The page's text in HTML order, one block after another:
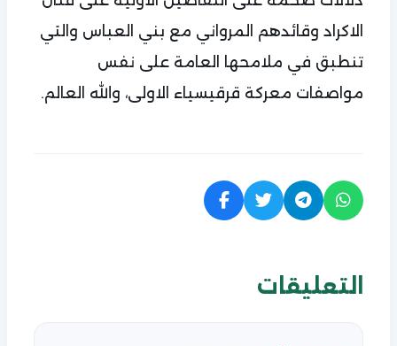
الاكراد وقائدهم المرواني مع بني العباس والتي
تنطبق في ملامحها العامة على نفس
مواصفات معركة قرقيسياء الاولى، والله العالم.
التعليقات